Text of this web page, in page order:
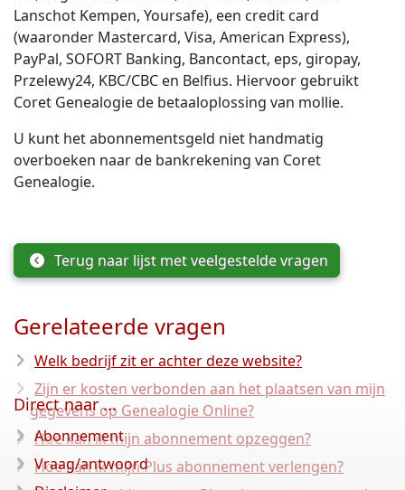
Lanschot Kempen, Yoursafe), een credit card
(waaronder Mastercard, Visa, American Express),
PayPal, SOFORT Banking, Bancontact, eps, giropay,
Przelewy24, KBC/CBC en Belfius. Hiervoor gebruikt
Coret Genealogie de betaaloplossing van mollie.
U kunt het abonnementsgeld niet handmatig
overboeken naar de bankrekening van Coret
Genealogie.
Terug naar lijst met veelgestelde vragen
Gerelateerde vragen
Welk bedrijf zit er achter deze website?
Zijn er kosten verbonden aan het plaatsen van mijn
gegevens op Genealogie Online?
Hoe kan ik mijn abonnement opzeggen?
Hoe kan ik mijn Plus abonnement verlengen?
Direct naar ...
Abonnement
Vraag/antwoord